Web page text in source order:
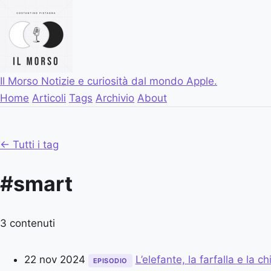
Il Morso Notizie e curiosità dal mondo Apple.
Home Articoli Tags Archivio About
← Tutti i tag
#smart
3 contenuti
22 nov 2024 EPISODIO
L’elefante, la farfalla e la